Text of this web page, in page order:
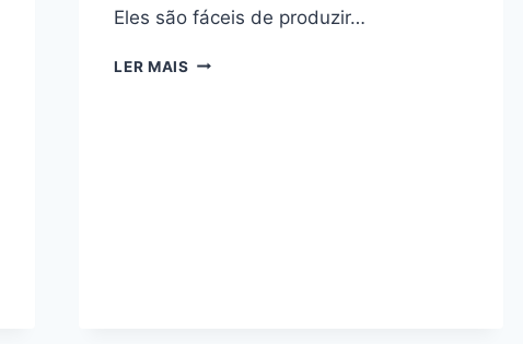
Eles são fáceis de produzir…
LER MAIS MINI